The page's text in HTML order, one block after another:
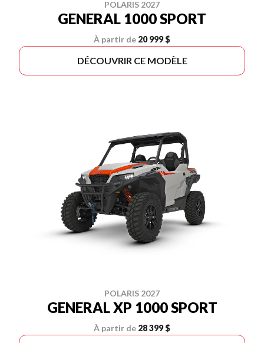
POLARIS 2027
GENERAL 1000 SPORT
À partir de 20 999 $
DÉCOUVRIR CE MODÈLE
POLARIS 2027
GENERAL XP 1000 SPORT
À partir de 28 399 $